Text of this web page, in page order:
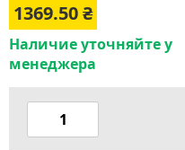
1369.50₴
Наличие уточняйте у
менеджера